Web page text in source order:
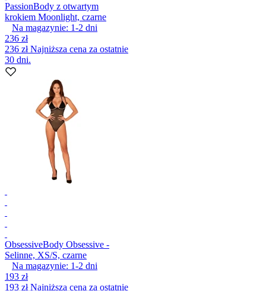
PassionBody z otwartym
krokiem Moonlight, czarne
Na magazynie: 1-2 dni
236 zł
236 złNajniższa cena za ostatnie
30 dni.
ObsessiveBody Obsessive -
Selinne, XS/S, czarne
Na magazynie: 1-2 dni
193 zł
193 złNajniższa cena za ostatnie